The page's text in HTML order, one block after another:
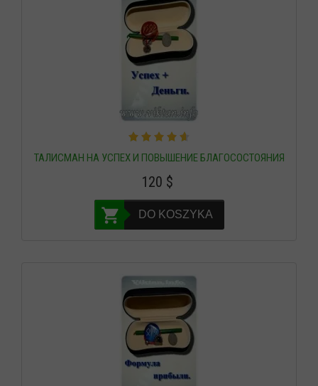
ТАЛИСМАН НА УСПЕХ И ПОВЫШЕНИЕ БЛАГОСОСТОЯНИЯ
120 $
DO KOSZYKA